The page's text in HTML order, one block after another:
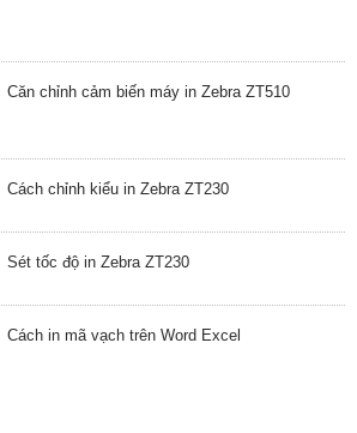
Căn chỉnh cảm biến máy in Zebra ZT510
Cách chỉnh kiểu in Zebra ZT230
Sét tốc độ in Zebra ZT230
Cách in mã vạch trên Word Excel